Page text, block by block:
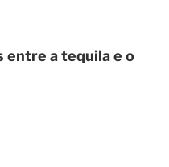
entre a tequila e o